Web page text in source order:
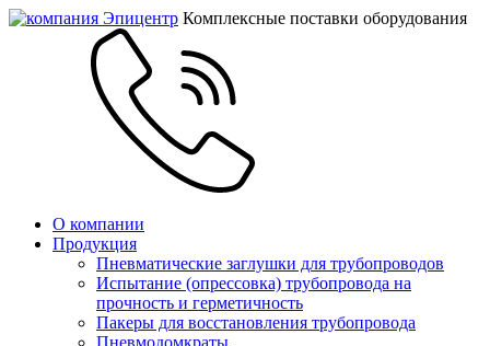
Комплексные поставки оборудования
О компании
Продукция
Пневматические заглушки для трубопроводов
Испытание (опрессовка) трубопровода на
прочность и герметичность
Пакеры для восстановления трубопровода
Пневмодомкраты